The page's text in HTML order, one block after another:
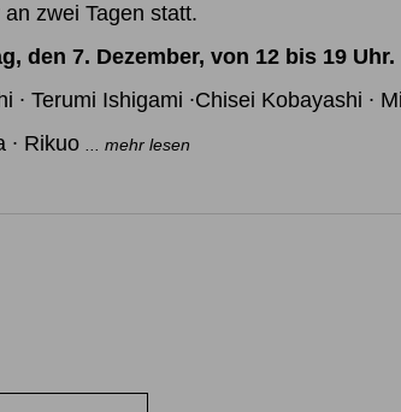
zwei Tagen statt.
den 7. Dezember, von 12 bis 19 Uhr.
Terumi Ishigami ∙Chisei Kobayashi ∙
∙ Rikuo
... mehr lesen